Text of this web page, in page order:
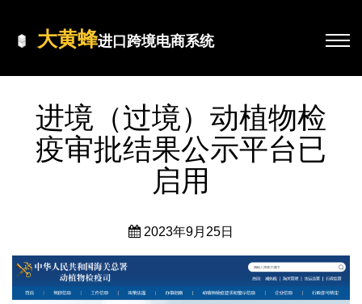
大黄蜂进口跨境电商系统
进境（过境）动植物检
疫审批结果公示平台已
启用
2023年9月25日